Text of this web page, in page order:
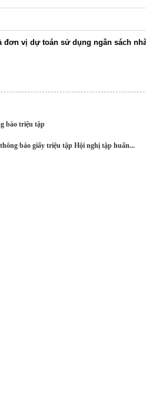
đơn vị dự toán sử dụng ngân sách
báo triệu tập
báo giấy triệu tập Hội nghị tập huấn...